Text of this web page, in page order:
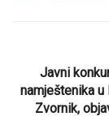
Javni
namještenika
Zvornik,